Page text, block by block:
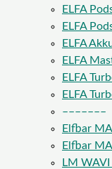
ELFA
ELFA
ELFA
ELFA
ELFA
ELFA
–––––––
Elfbar
Elfbar
LM WAVI